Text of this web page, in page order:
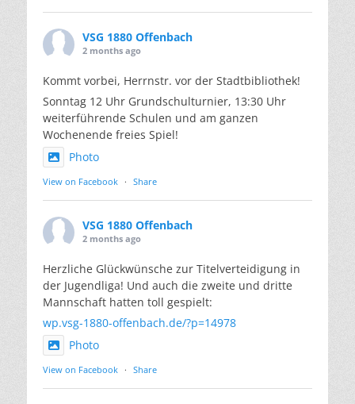
VSG 1880 Offenbach
2 months ago
Kommt vorbei, Herrnstr. vor der Stadtbibliothek!
Sonntag 12 Uhr Grundschulturnier, 13:30 Uhr
weiterführende Schulen und am ganzen
Wochenende freies Spiel!
Photo
View on Facebook · Share
VSG 1880 Offenbach
2 months ago
Herzliche Glückwünsche zur Titelverteidigung in
der Jugendliga! Und auch die zweite und dritte
Mannschaft hatten toll gespielt:
wp.vsg-1880-offenbach.de/?p=14978
Photo
View on Facebook · Share